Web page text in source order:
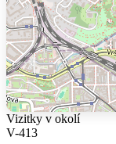
Vizitky v okolí
V-413